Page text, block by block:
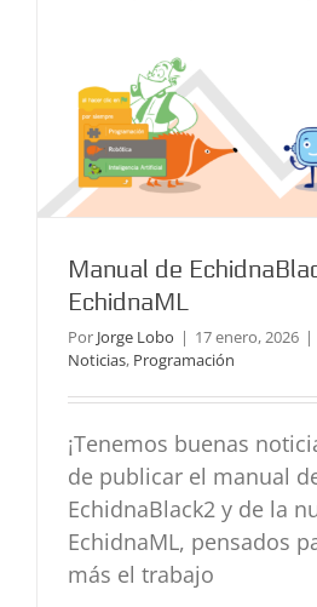
Manual de
EchidnaML
Por Jorge Lobo | 17 enero, 2026 |
Noticias, Programación
¡Tenemos buenas
de publicar el manual
EchidnaBlack2 y de la
EchidnaML, pensados
más el trabajo